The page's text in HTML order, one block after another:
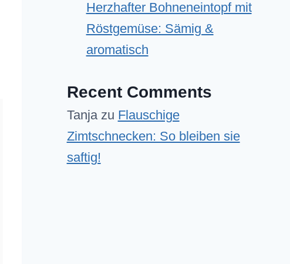
Herzhafter Bohneneintopf mit
Röstgemüse: Sämig &
aromatisch
Recent Comments
Tanjazu Flauschige
Zimtschnecken: So bleiben sie
saftig!